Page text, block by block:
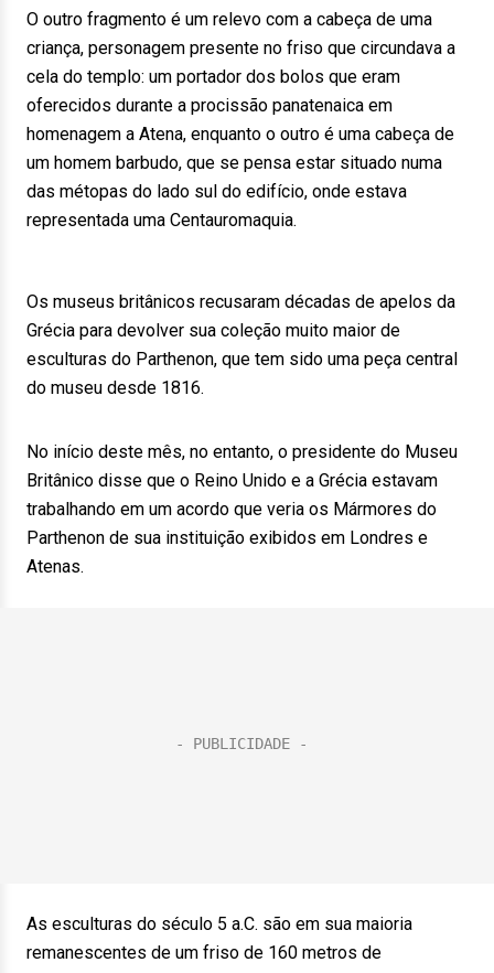
O outro fragmento é um relevo com a cabeça de uma
criança, personagem presente no friso que circundava a
cela do templo: um portador dos bolos que eram
oferecidos durante a procissão panatenaica em
homenagem a Atena, enquanto o outro é uma cabeça de
um homem barbudo, que se pensa estar situado numa
das métopas do lado sul do edifício, onde estava
representada uma Centauromaquia.
Os museus britânicos recusaram décadas de apelos da
Grécia para devolver sua coleção muito maior de
esculturas do Parthenon, que tem sido uma peça central
do museu desde 1816.
No início deste mês, no entanto, o presidente do Museu
Britânico disse que o Reino Unido e a Grécia estavam
trabalhando em um acordo que veria os Mármores do
Parthenon de sua instituição exibidos em Londres e
Atenas.
As esculturas do século 5 a.C. são em sua maioria
remanescentes de um friso de 160 metros de